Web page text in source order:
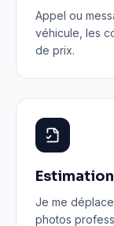
Appel ou
véhicule, les
de prix.
Je me
photos